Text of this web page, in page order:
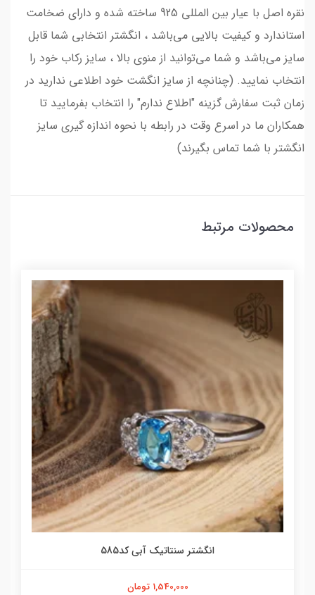
نقره اصل با عیار بین المللی 925 ساخته شده و دارای ضخامت
استاندارد و کیفیت بالایی می‌باشد ، انگشتر انتخابی شما قابل
سایز می‌باشد و شما می‌توانید از منوی بالا ، سایز رکاب خود را
انتخاب نمایید. (چنانچه از سایز انگشت خود اطلاعی ندارید در
زمان ثبت سفارش گزینه "اطلاع ندارم" را انتخاب بفرمایید تا
همکاران ما در اسرع وقت در رابطه با نحوه اندازه گیری سایز
انگشتر با شما تماس بگیرند)
محصولات مرتبط
انگشتر سنتاتیک آبی کد585
1,540,000 تومان